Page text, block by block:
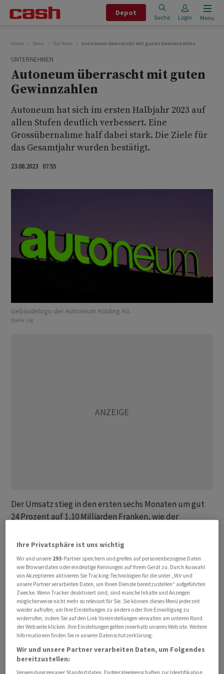
Depot
Suche Login Menu
Home News Top News Autoneum überrascht mit guten Gewinnzahlen
UNTERNEHMEN
Autoneum überrascht mit guten
Gewinnzahlen
Autoneum hat sich im ersten Halbjahr 2023 auf
allen Stufen deutlich verbessert. Eine
Grossübernahme half dabei stark. Die Ziele für
das Gesamtjahr wurden bestätigt.
23.08.2023 07:55
Gebäudelogo der Autoneum Holding AG.
Quelle: zVg
Der Umsatz stieg in den ersten sechs Monaten um gut
24 Prozent auf 1,10 Milliarden Franken, wie der
mitteilte. Positiv wirkte sich vor allem die Übernahme
der deutschen Gesellschaft Borgers aus, welche seit
Anfang April zu Autoneum gehört und den Umsatz um
gut ein Fünftel nach oben trieb.
Belastend wirkten sich auf der anderen Seite
Wechselkurseffekte aus. Das organische Wachstum
betrug laut den Angaben 10,7 Prozent, womit sich die
Gesellschaft etwa auf dem Niveau des Marktes bewegt
habe.
Ihre Privatsphäre ist uns wichtig
Wir und unsere 293-Partner speichern und greifen auf personenbezogene Daten
wie Browserdaten oder eindeutige Kennungen auf Ihrem Gerät zu. Durch Auswahl
von Akzeptieren aktivieren Sie Tracking-Technologien für die unter „Wir und
unsere Partner verarbeiten Daten, um Ihnen Dienste bereitzustellen“ aufgeführten
Zwecke. Wenn Tracker deaktiviert sind, sind manche Inhalte und Anzeigen
möglicherweise nicht mehr so relevant für Sie. Sie können dieses Menü jederzeit
wieder aufrufen, um Ihre Einstellungen zu ändern oder Ihre Einwilligung zu
widerrufen, indem Sie auf den Link Voreinstellungen verwalten am unteren Rand
der Webseite klicken. Ihre Einstellungen gelten innerhalb unseres Website. Weitere
Informationen finden Sie in unserer Datenschutzerklärung.
Wir und unsere Partner verarbeiten Daten, um Folgendes
bereitzustellen:
Verwendung genauer Standortdaten. Endgeräteeigenschaften zur Identifikation